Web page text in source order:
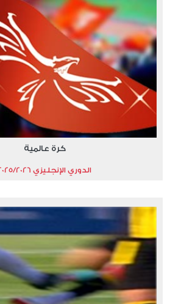
كرة عالمية
الدوري الإنجليزي 2025/2026